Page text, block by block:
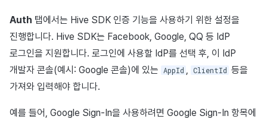
Auth 탭에서는 Hive SDK 인증 기능을 사용하기 위한 설정을
진행합니다. Hive SDK는 Facebook, Google, QQ 등 IdP
로그인을 지원합니다. 로그인에 사용할 IdP를 선택 후, 이 IdP
개발자 콘솔(예시: Google 콘솔)에 있는
AppId ClientId 등을
가져와 입력해야 합니다.
예를 들어, Google Sign-In을 사용하려면 Google Sign-In 항목에